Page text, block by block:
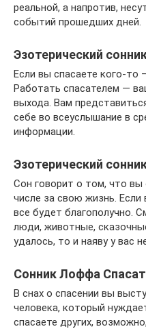
реальной, а напротив,
событий прошедших дней.
Эзотерический
Если вы спасаете кого-то
Работать спасателем —
выхода. Вам
себе во всеуслышание в
информации.
Эзотерический
Сон говорит о том, что вы
числе за свою жизнь. Если
все будет благополучно.
люди, животные,
удалось, то и наяву у вас
Сонник Лоффа
В снах о спасении вы
человека, который
спасаете других,